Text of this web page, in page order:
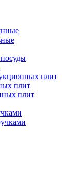
плит
плит
плит